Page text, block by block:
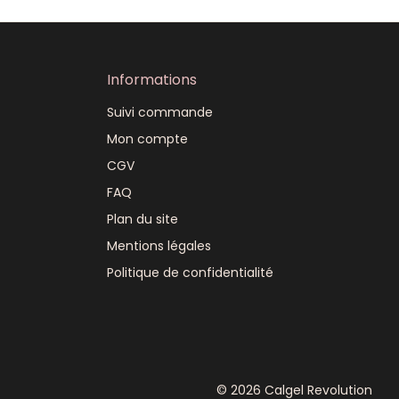
Informations
Suivi commande
Mon compte
CGV
FAQ
Plan du site
Mentions légales
Politique de confidentialité
© 2026 Calgel Revolution